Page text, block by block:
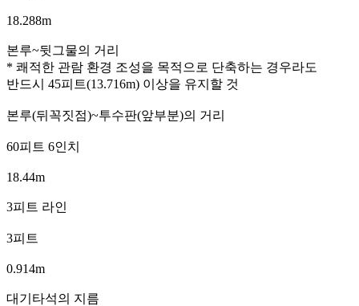
18.288m
본루~뒷그물의 거리
* 쾌적한 관람 환경 조성을 목적으로 단축하는 경우라도
반드시 45피트(13.716m) 이상을 유지할 것
본루(뒤꼭짓점)~투수판(앞부분)의 거리
60피트 6인치
18.44m
3피트 라인
3피트
0.914m
대기타석의 지름